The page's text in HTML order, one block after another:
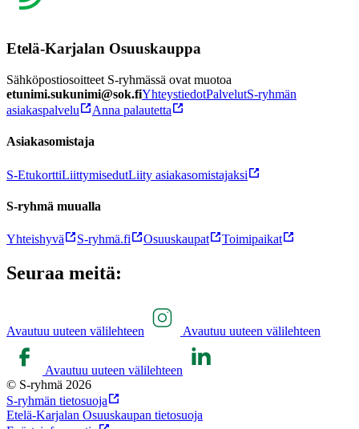
Etelä-Karjalan Osuuskauppa
Sähköpostiosoitteet S-ryhmässä ovat muotoa
etunimi.sukunimi@sok.fiYhteystiedotPalvelutS-ryhmän
asiakaspalvelu
Anna palautetta
Asiakasomistaja
S-EtukorttiLiittymisedutLiity asiakasomistajaksi
S-ryhmä muualla
Yhteishyvä S-ryhmä.fi Osuuskaupat Toimipaikat
Seuraa meitä:
Avautuu uuteen välilehteen Avautuu uuteen välilehteen
Avautuu uuteen välilehteen
© S-ryhmä 2026
S-ryhmän tietosuoja
Etelä-Karjalan Osuuskaupan tietosuoja